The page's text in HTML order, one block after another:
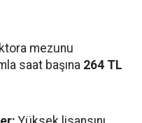
mezunu
saat başına 264 TL